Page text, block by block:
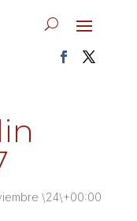
\24\+00:00